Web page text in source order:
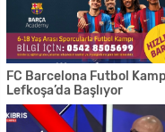
FC Barcelona Futbol
Lefkoşa’da Başlıyor